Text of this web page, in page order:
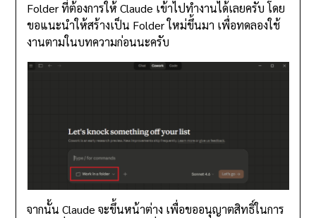
Folder ที่ต้องการให้ Claude เข้าไปทำงานได้เลยครับ โดย
ขอแนะนำให้สร้างเป็น Folder ใหม่ขึ้นมา เพื่อทดลองใช้
งานตามในบทความก่อนนะครับ
จากนั้น Claude จะขึ้นหน้าต่าง เพื่อขออนุญาตสิทธิ์ในการ